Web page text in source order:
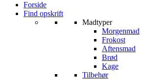
Forside
Find opskrift
Madtyper
Morgenmad
Frokost
Aftensmad
Brød
Kage
Tilbehør